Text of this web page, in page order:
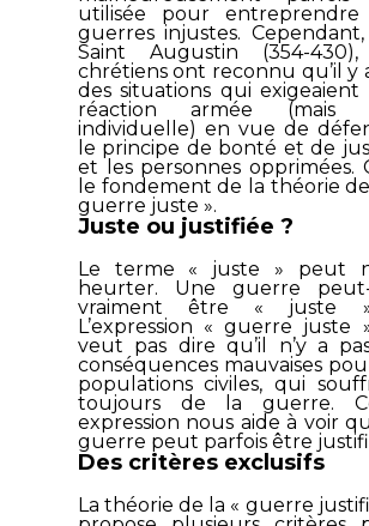
utilisée pour entreprendre
guerres injustes.
Saint Augustin (354-
chrétiens ont reconnu qu’il y
des situations qui exigeaient
réaction armée (mais
individuelle) en vue de
le principe de bonté et de
et les personnes opprimées.
le fondement de la théorie
guerre juste ».
Juste ou justifiée ?
Le terme « juste » peut
heurter. Une guerre
vraiment être « juste
L’expression « guerre juste
veut pas dire qu’il n’y a
conséquences mauvaises
populations civiles, qui
toujours de la guerre.
expression nous aide à voir
guerre peut parfois être
Des critères exclusifs
La théorie de la « guerre